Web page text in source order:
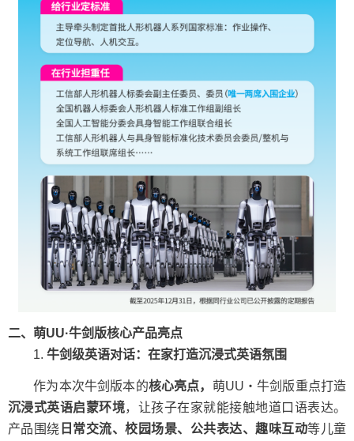
二、萌UU·牛剑版核心产品亮点
1. 牛剑级英语对话：在家打造沉浸式英语氛围
作为本次牛剑版本的核心亮点， 萌UU・牛剑版重点打造
沉浸式英语启蒙环境，让孩子在家就能接触地道口语表达。
产品围绕 日常交流、校园场景、公共表达、趣味互动等儿童